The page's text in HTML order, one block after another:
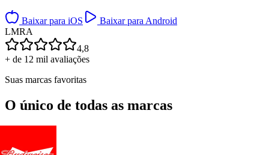
Baixar para iOS
Baixar para Android
LMRA
4,8
+ de 12 mil avaliações
Suas marcas favoritas
O único de todas as marcas